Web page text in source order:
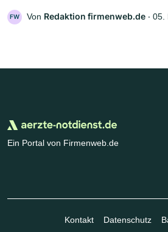
FW Von Redaktion firmenweb.de ‧ 05.
Ein Portal von Firmenweb.de
Kontakt Datenschutz